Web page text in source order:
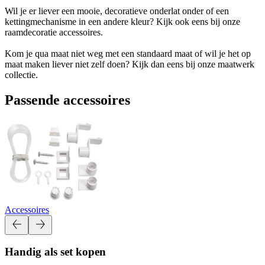
Wil je er liever een mooie, decoratieve onderlat onder of een
kettingmechanisme in een andere kleur? Kijk ook eens bij onze
raamdecoratie accessoires.
Kom je qua maat niet weg met een standaard maat of wil je het op
maat maken liever niet zelf doen? Kijk dan eens bij onze maatwerk
collectie.
Passende accessoires
Accessoires
Handig als set kopen